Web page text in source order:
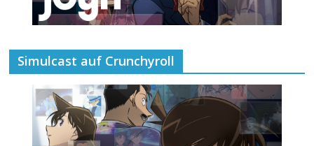
Simulcast auf Crunchyroll